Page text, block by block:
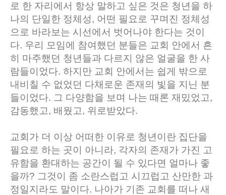
로 한 자리에서 항상 말하고 싶은 것은 청년을 하
나의 단일한 정체성, 어떤 필요로 꾸며진 정체성
으로 바라보는 시선에서 벗어나야 한다는 것이
다. 우리 모임에 참여했던 분들은 교회 안에서 흔
히 마주했던 청년들과 다르지 않은 얼굴을 한 사
람들이었다. 하지만 교회 안에서는 쉽게 밖으로
내비칠 수 없었던 다채로운 존재의 빛을 지닌 분
들이었다. 그 다양함을 보며 나는 때론 재밌었고,
감동했고, 배웠고, 위로받았다.
교회가 더 이상 어떠한 이유로 청년이란 집단을
필요로 하는 곳이 아니라, 각자의 존재가 가진 고
유함을 환대하는 공간이 될 수 있다면 얼마나 좋
을까? 그것이 좀 소란스럽고 시끄럽고 산만한 과
정일지라도 말이다. 나아가 기존 교회를 떠나 새